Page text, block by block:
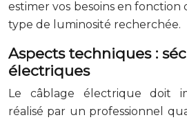
estimer vos besoins en fonction
type de luminosité recherchée.
Aspects techniques :
électriques
Le câblage électrique doit
réalisé par un professionnel